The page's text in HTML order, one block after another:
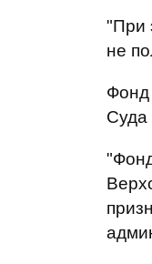
"При
не
Фонд
Суда